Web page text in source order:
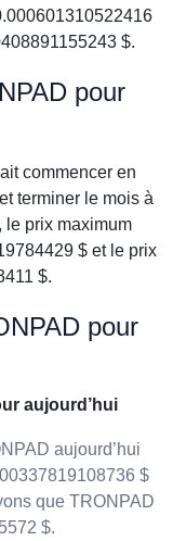
$.
pour
commencer en
terminer le mois à
le prix maximum
$ et le prix
$.
pour
aujourd’hui
aujourd’hui
$
que TRONPAD
$.